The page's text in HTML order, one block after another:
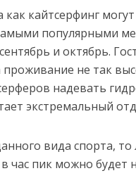
кайтсерфинг
популярными
и октябрь.
не так
надевать
экстремальный
вида спорта,
час пик можно будет